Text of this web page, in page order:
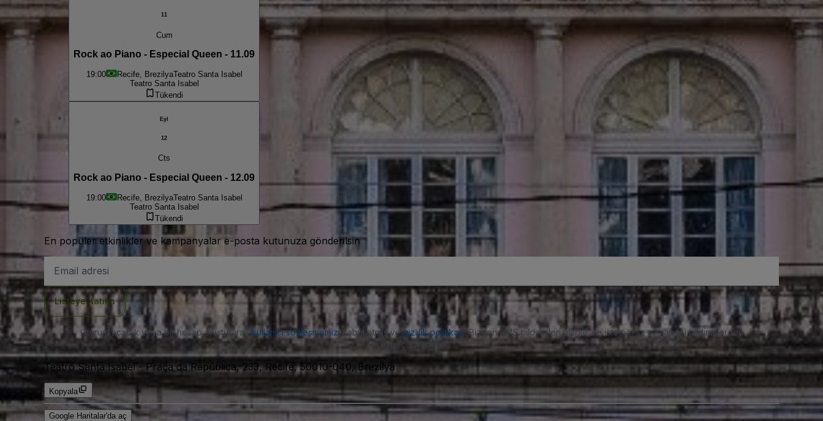
11
Cum
Rock ao Piano - Especial Queen - 11.09
19:00 Recife, BrezilyaTeatro Santa Isabel
Teatro Santa Isabel
Tükendi
Eyl
12
Cts
Rock ao Piano - Especial Queen - 12.09
19:00 Recife, BrezilyaTeatro Santa Isabel
Teatro Santa Isabel
Tükendi
En popüler etkinlikler ve kampanyalar e-posta kutunuza gönderilsin
posta
Listeye Katılın
Oturum açarak veya bir hesap oluşturarak kullanıcı sözleşmemizikabul etmiş vegizlilik politikası . Bizden SMS bildirimleri alabilir ve istediğiniz zaman bu bildirimlerden
vazgeçebilirsiniz.
Teatro Santa Isabel-Praça da República, 233, Recife, 50010-040, Brezilya
Kopyala
Google Haritalar'da aç